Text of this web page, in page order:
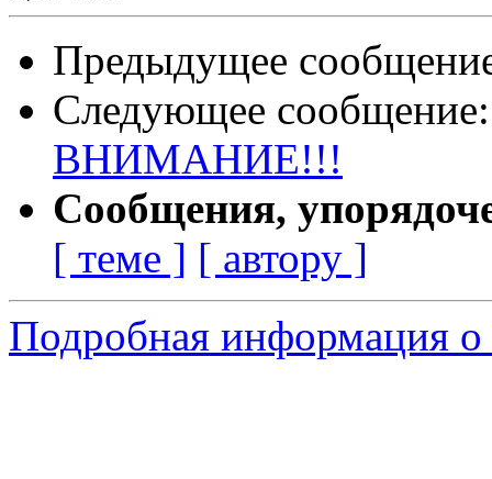
Предыдущее
Следующее
ВНИМАНИЕ!!!
Сообщения,
[ теме ] [ автору ]
Подробная информация о